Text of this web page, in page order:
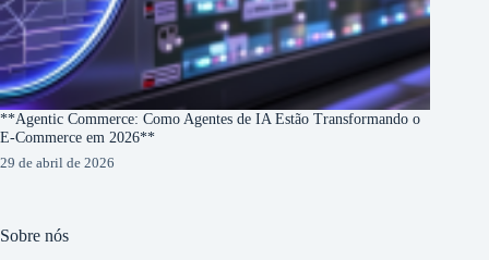
**Agentic Commerce: Como Agentes de IA Estão Transformando o
E-Commerce em 2026**
29 de abril de 2026
Sobre nós